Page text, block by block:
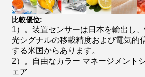
比較優位:
1）。装置センサーは日本を輸出し
光シグナルの移載精度および電気的
する米国からあります。
2）。自由なカラー マネージメント
ェア